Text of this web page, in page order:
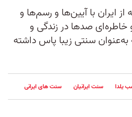
ایران با آیین‌ها و رسم‌ها و
صدها در زندگی و
سنتی زیبا پاس داشته
یلدا سنت ایرانیان سنت های ایرانی